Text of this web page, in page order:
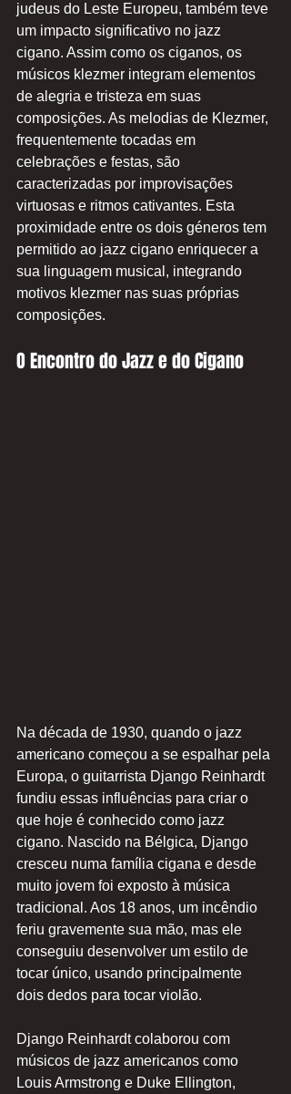
judeus do Leste Europeu, também teve
um impacto significativo no jazz
cigano. Assim como os ciganos, os
músicos klezmer integram elementos
de alegria e tristeza em suas
composições. As melodias de Klezmer,
frequentemente tocadas em
celebrações e festas, são
caracterizadas por improvisações
virtuosas e ritmos cativantes. Esta
proximidade entre os dois géneros tem
permitido ao jazz cigano enriquecer a
sua linguagem musical, integrando
motivos klezmer nas suas próprias
composições.
O Encontro do Jazz e do Cigano
Na década de 1930, quando o jazz
americano começou a se espalhar pela
Europa, o guitarrista Django Reinhardt
fundiu essas influências para criar o
que hoje é conhecido como jazz
cigano. Nascido na Bélgica, Django
cresceu numa família cigana e desde
muito jovem foi exposto à música
tradicional. Aos 18 anos, um incêndio
feriu gravemente sua mão, mas ele
conseguiu desenvolver um estilo de
tocar único, usando principalmente
dois dedos para tocar violão.
Django Reinhardt colaborou com
músicos de jazz americanos como
Louis Armstrong e Duke Ellington,